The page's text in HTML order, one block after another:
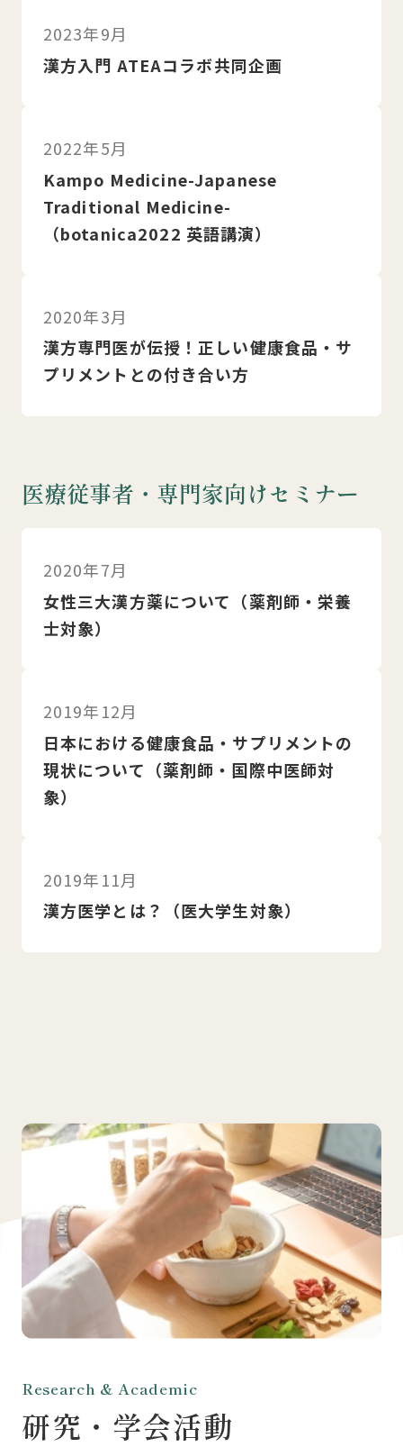
2023年9月
漢方入門 ATEAコラボ共同企画
2022年5月
Kampo Medicine-Japanese
Traditional Medicine-
（botanica2022 英語講演）
2020年3月
漢方専門医が伝授！正しい健康食品・サ
プリメントとの付き合い方
医療従事者・専門家向けセミナー
2020年7月
女性三大漢方薬について（薬剤師・栄養
士対象）
2019年12月
日本における健康食品・サプリメントの
現状について（薬剤師・国際中医師対
象）
2019年11月
漢方医学とは？（医大学生対象）
Research & Academic
研究・学会活動